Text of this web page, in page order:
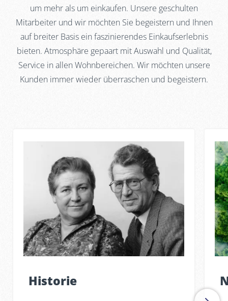
um mehr als um einkaufen. Unsere geschulten
Mitarbeiter und wir möchten Sie begeistern und Ihnen
auf breiter Basis ein faszinierendes Einkaufserlebnis
bieten. Atmosphäre gepaart mit Auswahl und Qualität,
Service in allen Wohnbereichen. Wir möchten unsere
Kunden immer wieder überraschen und begeistern.
Historie